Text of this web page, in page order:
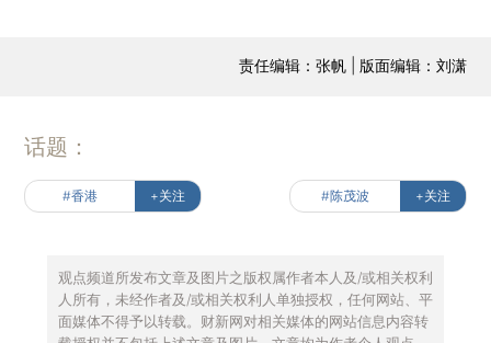
责任编辑：张帆 | 版面编辑：刘潇
话题：
#香港 +关注 #陈茂波 +关注
观点频道所发布文章及图片之版权属作者本人及/或相关权利
人所有，未经作者及/或相关权利人单独授权，任何网站、平
面媒体不得予以转载。财新网对相关媒体的网站信息内容转